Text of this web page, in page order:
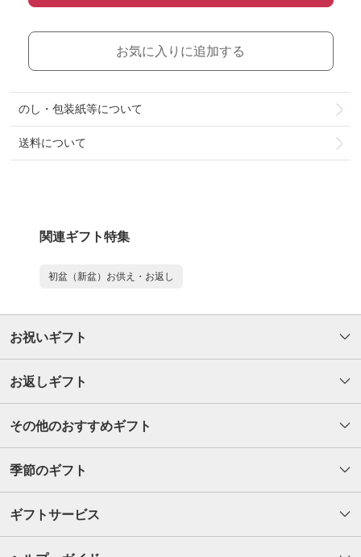
お気に入りに追加する
のし・包装紙等について
送料について
関連ギフト特集
初盆（新盆）お供え・お返し
お祝いギフト
お返しギフト
その他のおすすめギフト
季節のギフト
ギフトサービス